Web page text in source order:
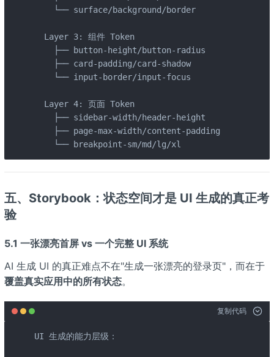
    └── surface/background/border
  Layer 3: 组件 Token
    ├── button-height/button-radius
    ├── card-padding/card-shadow
    └── input-border/input-focus
  Layer 4: 页面 Token
    ├── sidebar-width/header-height
    ├── page-max-width/content-padding
    └── breakpoint-sm/md/lg/xl
五、Storybook：状态空间才是 UI 生成的真正考
验
5.1 一张漂亮首屏 vs 一个完整 UI 系统
AI 生成 UI 的真正难点不在"生成一张漂亮的登录页"，而在于
覆盖真实应用中的所有状态。
复制代码
UI 生成的能力层级：